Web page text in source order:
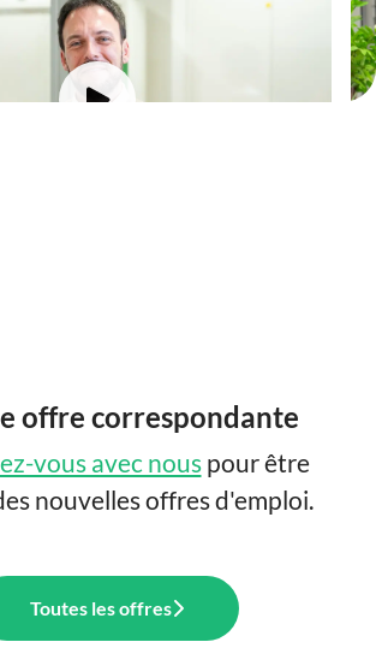
Natale
Italy
offre correspondante
vous avec nouspour être
nouvelles offres d'emploi.
Toutes les offres